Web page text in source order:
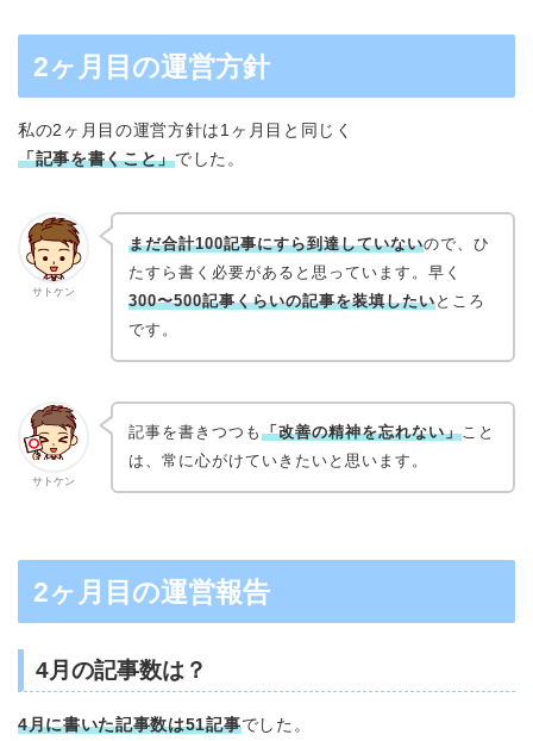
2ヶ月目の運営方針
私の2ヶ月目の運営方針は1ヶ月目と同じく
「記事を書くこと」でした。
サトケン
まだ合計100記事にすら到達していないので、ひ
たすら書く必要があると思っています。早く
300〜500記事くらいの記事を装填したいところ
です。
サトケン
記事を書きつつも 「改善の精神を忘れない」こと
は、常に心がけていきたいと思います。
2ヶ月目の運営報告
4月の記事数は？
4月に書いた記事数は51記事でした。